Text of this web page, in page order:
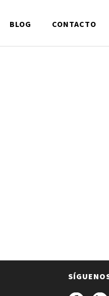
BLOG CONTACTO